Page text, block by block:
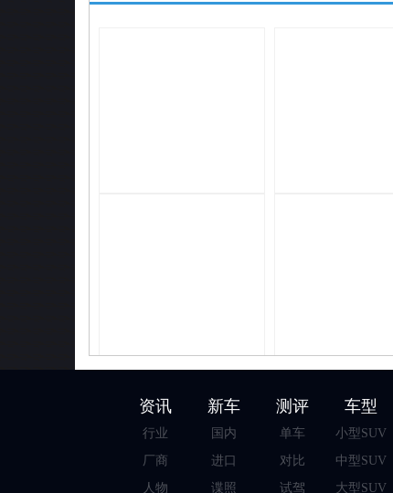
资讯
行业
厂商
人物
新车
国内
进口
谍照
测评
单车
对比
试驾
车型
小型SUV
中型SUV
大型SUV